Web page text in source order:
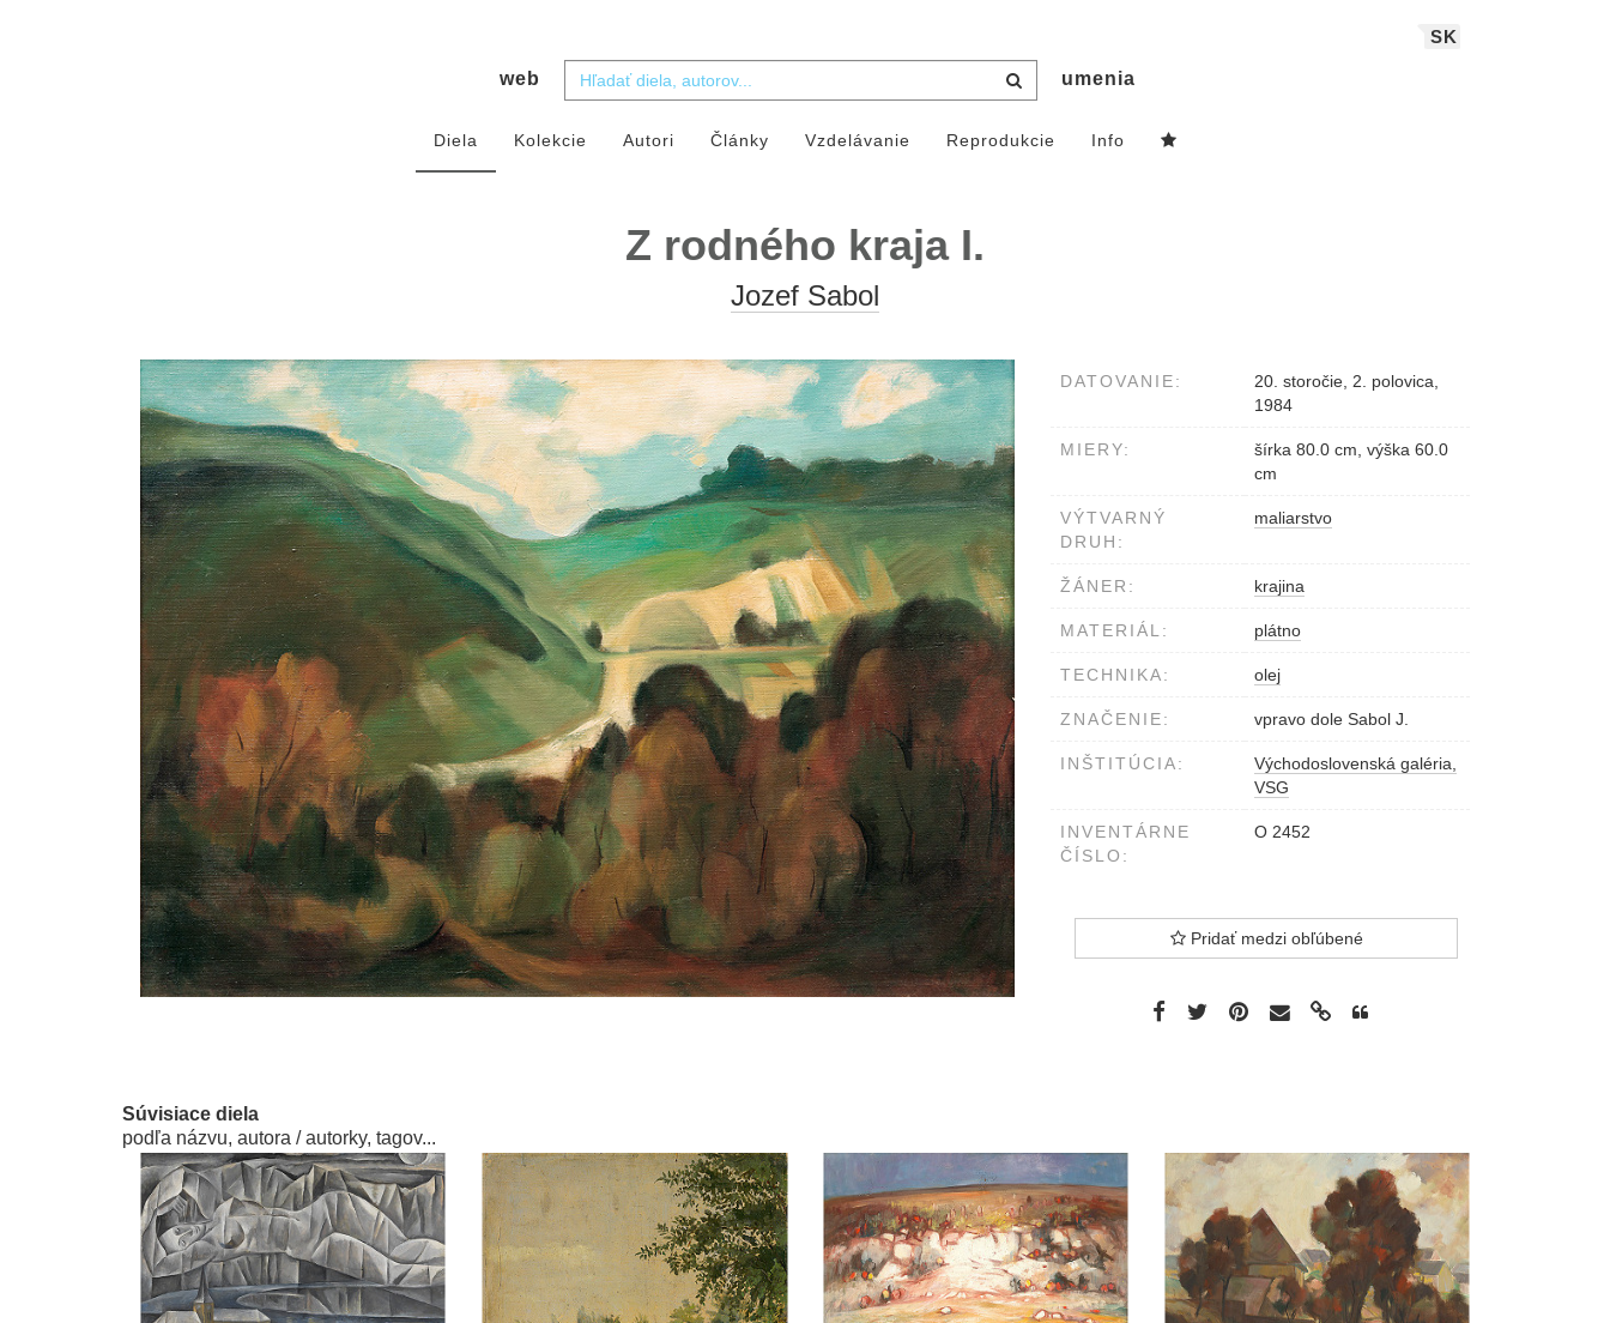
SK
web umenia
Diela Kolekcie Autori Články Vzdelávanie Reprodukcie Info
Z rodného kraja I.
Jozef Sabol
DATOVANIE:
20. storočie, 2. polovica,
1984
MIERY:
šírka 80.0 cm, výška 60.0
cm
VÝTVARNÝ
DRUH:
maliarstvo
ŽÁNER: krajina
MATERIÁL: plátno
TECHNIKA: olej
ZNAČENIE: vpravo dole Sabol J.
INŠTITÚCIA:
Východoslovenská galéria,
VSG
INVENTÁRNE
ČÍSLO:
O 2452
Pridať medzi obľúbené
Súvisiace diela
podľa názvu, autora / autorky, tagov...